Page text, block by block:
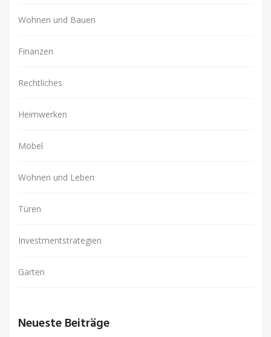
Wohnen und Bauen
Finanzen
Rechtliches
Heimwerken
Möbel
Wohnen und Leben
Türen
Investmentstrategien
Garten
Neueste Beiträge